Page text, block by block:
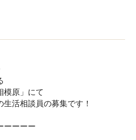
模原」にて
活相談員の募集です！
ーーーー